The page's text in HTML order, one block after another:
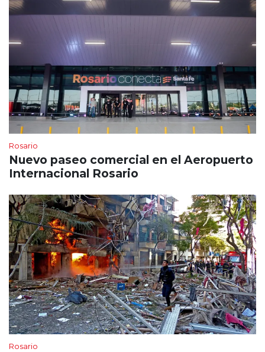
Rosario
Nuevo paseo comercial en el Aeropuerto
Internacional Rosario
Rosario